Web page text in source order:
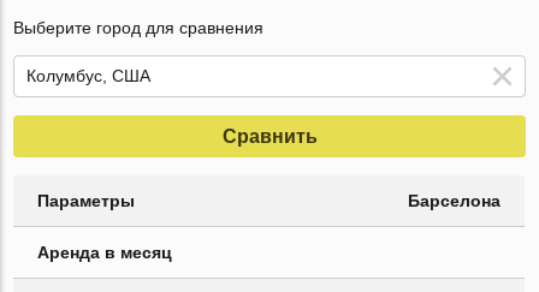
Выберите город для сравнения
Сравнить
Параметры Барселона
Аренда в месяц